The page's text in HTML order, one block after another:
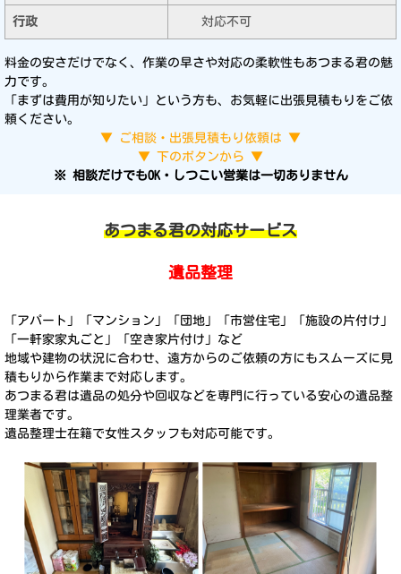
対応不可
料金の安さだけでなく、作業の早さや対応の柔軟性もあつまる君の魅
力です。
「まずは費用が知りたい」という方も、お気軽に出張見積もりをご依
頼ください。
▼ ご相談・出張見積もり依頼は ▼
▼ 下のボタンから ▼
※ 相談だけでもOK・しつこい営業は一切ありません
あつまる君の対応サービス
遺品整理
「アパート」「マンション」「団地」「市営住宅」「施設の片付け」
「一軒家家丸ごと」「空き家片付け」など
地域や建物の状況に合わせ、遠方からのご依頼の方にもスムーズに見
積もりから作業まで対応します。
あつまる君は遺品の処分や回収などを専門に行っている安心の遺品整
理業者です。
遺品整理士在籍で女性スタッフも対応可能です。